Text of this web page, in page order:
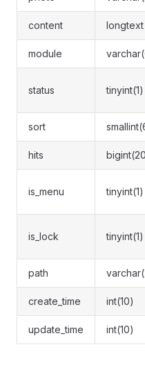
content longtext
module
status tinyint(1)
sort
hits
is_menu tinyint(1)
is_lock tinyint(1)
path
create_time int(10)
update_time int(10)